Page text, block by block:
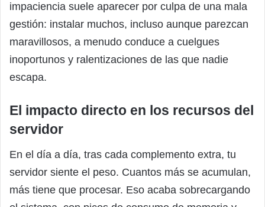
impaciencia suele aparecer por culpa de una mala
gestión: instalar muchos, incluso aunque parezcan
maravillosos, a menudo conduce a cuelgues
inoportunos y ralentizaciones de las que nadie
escapa.
El impacto directo en los recursos del
servidor
En el día a día, tras cada complemento extra, tu
servidor siente el peso. Cuantos más se acumulan,
más tiene que procesar. Eso acaba sobrecargando